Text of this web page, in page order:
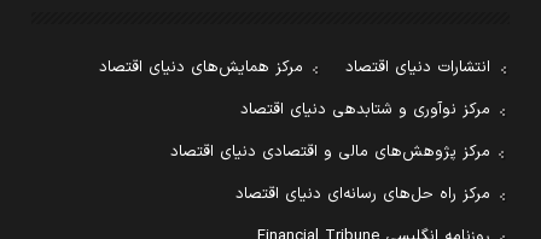
انتشارات دنیای اقتصاد
مرکز همایش‌های دنیای اقتصاد
مرکز نوآوری و شتابدهی دنیای اقتصاد
مرکز پژوهش‌های مالی و اقتصادی دنیای اقتصاد
مرکز راه حل‌های رسانه‌ای دنیای اقتصاد